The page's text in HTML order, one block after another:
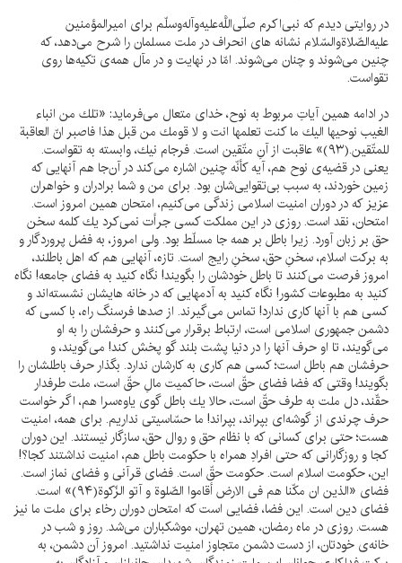
در روايتى ديدم كه نبى‌اكرم صلّى‌اللَّه‌عليه‌وآله‌وسلّم براى اميرالمؤمنين
عليه‌الصّلاةوالسّلام نشانه هاى انحراف در ملت مسلمان را شرح مى‌دهد، كه
چنين مى‌شوند و چنان مى‌شوند. امّا در نهايت و در مآل همه‌ى تكيه‌ها روى
تقواست.
در ادامه همين آياتِ مربوط به نوح، خداى متعال مى‌فرمايد: «تلك من انباء
الغيب نوحيها اليك ما كنت تعلمها انت و لا قومك من قبل هذا فاصبر انّ العاقبة
للمتّقين.(۹۳)» عاقبت از آنِ متّقين است. فرجام نيك، وابسته به تقواست.
يعنى در قضيه‌ى نوح هم، آيه كأنّه چنين اشاره مى‌كند در آن‌جا هم آنهايى كه
زمين خوردند، به سبب بى‌تقوايى‌شان بود. براى من و شما برادران و خواهران
عزيز كه در دوران امنيت اسلامى زندگى مى‌كنيم، امتحان همين امروز است.
امتحان، نقد است. روزى در اين مملكت كسى جرأت نمى‌كرد يك كلمه سخن
حق بر زبان آورد. زيرا باطل بر همه جا مسلّط بود. ولى امروز، به فضل پروردگار و
به بركت اسلام، سخنِ حق، سخنِ رايج است. تازه، آنهايى هم كه اهل باطلند،
امروز فرصت مى‌كنند تا باطل خودشان را بگويند! نگاه كنيد به فضاى جامعه! نگاه
كنيد به مطبوعات كشور! نگاه كنيد به آدمهايى كه در خانه هايشان نشسته‌اند و
كسى هم با آنها كارى ندارد! تماس مى‌گيرند. از صدها فرسنگ راه، با كسى كه
دشمن جمهورى اسلامى است، ارتباط برقرار مى‌كنند و حرفشان را به او
مى‌گويند، تا او حرف آنها را در دنيا پشت بلند گو پخش كند! مى‌گويند، و
حرفشان هم باطل است؛ كسى هم كارى به كارشان ندارد. بگذار حرف باطلشان را
بگويند! وقتى كه فضا فضاى حقّ است، حاكميت مالِ حقّ است، ملت طرفدار
حقّند، دل ملت به طرف حقّ است، حالا يك باطل گوى ياوه‌سرا هم، اگر خواست
حرف چرندى از گوشه‌اى بپراند، بپراند! ما حسّاسيتى نداريم. براى همه، امنيت
هست؛ حتى براى كسانى كه با نظام حق و روال حق، سازگار نيستند. اين دوران
كجا و روزگارانى كه حتى افرادِ همراه با حكومت باطل هم، امنيت نداشتند كجا؟!
اين، حكومت اسلام است. حكومت حقّ است. فضاى قرآنى و فضاى نماز است.
فضاى «الذين ان مكّنا هم فى الارض أقاموا الصّلوة و آتو الزّكوة(۹۴)» است.
فضاى دين است. اين فضا، فضايى است كه امتحان دوران رخاء براى ملت ما نيز
هست. روزى در ماه رمضان، همين تهران، موشكباران مى‌شد. روز و شب در
خانه‌ى خودتان، از دست دشمن متجاوز امنيت نداشتيد. امروز آن دشمن، به